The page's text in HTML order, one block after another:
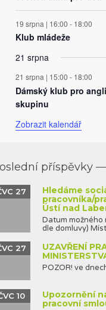
19 srpna | 16:00 - 18:00
Klub mládeže
21 srpna
21 srpna | 15:00 - 18:00
Dámský klub pro
skupinu
Zobrazit kalendář
příspěvky
Hledáme
pracovníka/
Ústí nad
27
Datum možného
dle domluvy)
UZAVŘENÍ
27
POZOR! ve
Upozornění
pracovní
10